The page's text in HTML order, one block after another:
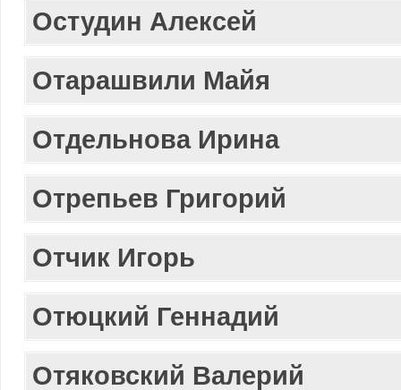
Остудин Алексей
Отарашвили Майя
Отдельнова Ирина
Отрепьев Григорий
Отчик Игорь
Отюцкий Геннадий
Отяковский Валерий